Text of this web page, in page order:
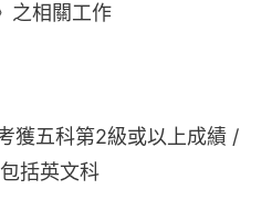
之相關工作
獲五科第2級或以上成績 /
括英文科